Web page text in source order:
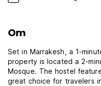
Om
Set in Marrakesh, a 1-
property is located a 2-
Mosque. The hostel
great choice for travelers